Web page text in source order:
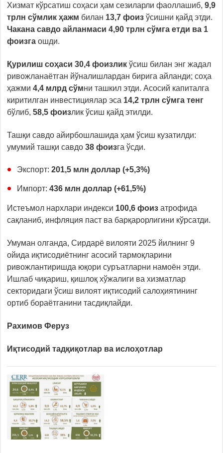
Хизмат кўрсатиш соҳаси ҳам сезиларли фаоллашиб, 9,9
трлн сўмлик ҳажм билан 13,7 фоиз ўсишни қайд этди.
Чакана савдо айланмаси 4,90 трлн сўмга етди ва 1
фоизга ошди.
Қурилиш соҳаси 30,4 фоизлик ўсиш билан энг жадал
ривожланаётган йўналишлардан бирига айланди; соҳа
ҳажми 4,4 млрд сўмни ташкил этди. Асосий капиталга
киритилган инвестициялар эса 14,2 трлн сўмга тенг
бўлиб, 58,5 фоизлик ўсиш қайд этилди.
Ташқи савдо айирбошлашида ҳам ўсиш кузатилди:
умумий ташқи савдо 38 фоизга ўсди.
Экспорт: 201,5 млн доллар (+5,3%)
Импорт: 436 млн доллар (+61,5%)
Истеъмол нархлари индекси 100,6 фоиз атрофида
сақланиб, инфляция паст ва барқарорлигини кўрсатди.
Умуман олганда, Сирдарё вилояти 2025 йилнинг 9
ойида иқтисодиётнинг асосий тармоқларини
ривожлантиришда юқори суръатларни намоён этди.
Ишлаб чиқариш, қишлоқ хўжалиги ва хизматлар
секторидаги ўсиш вилоят иқтисодий салоҳиятининг
ортиб бораётганини тасдиқлайди.
Рахимов Феруз
Иқтисодий тадқиқотлар ва ислоҳотлар